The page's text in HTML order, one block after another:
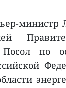
Посол по